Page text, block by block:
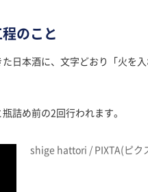
のこと
日本酒に、文字どおり「火を
詰め前の2回行われます。
shige hattori / PIXTA(ピク